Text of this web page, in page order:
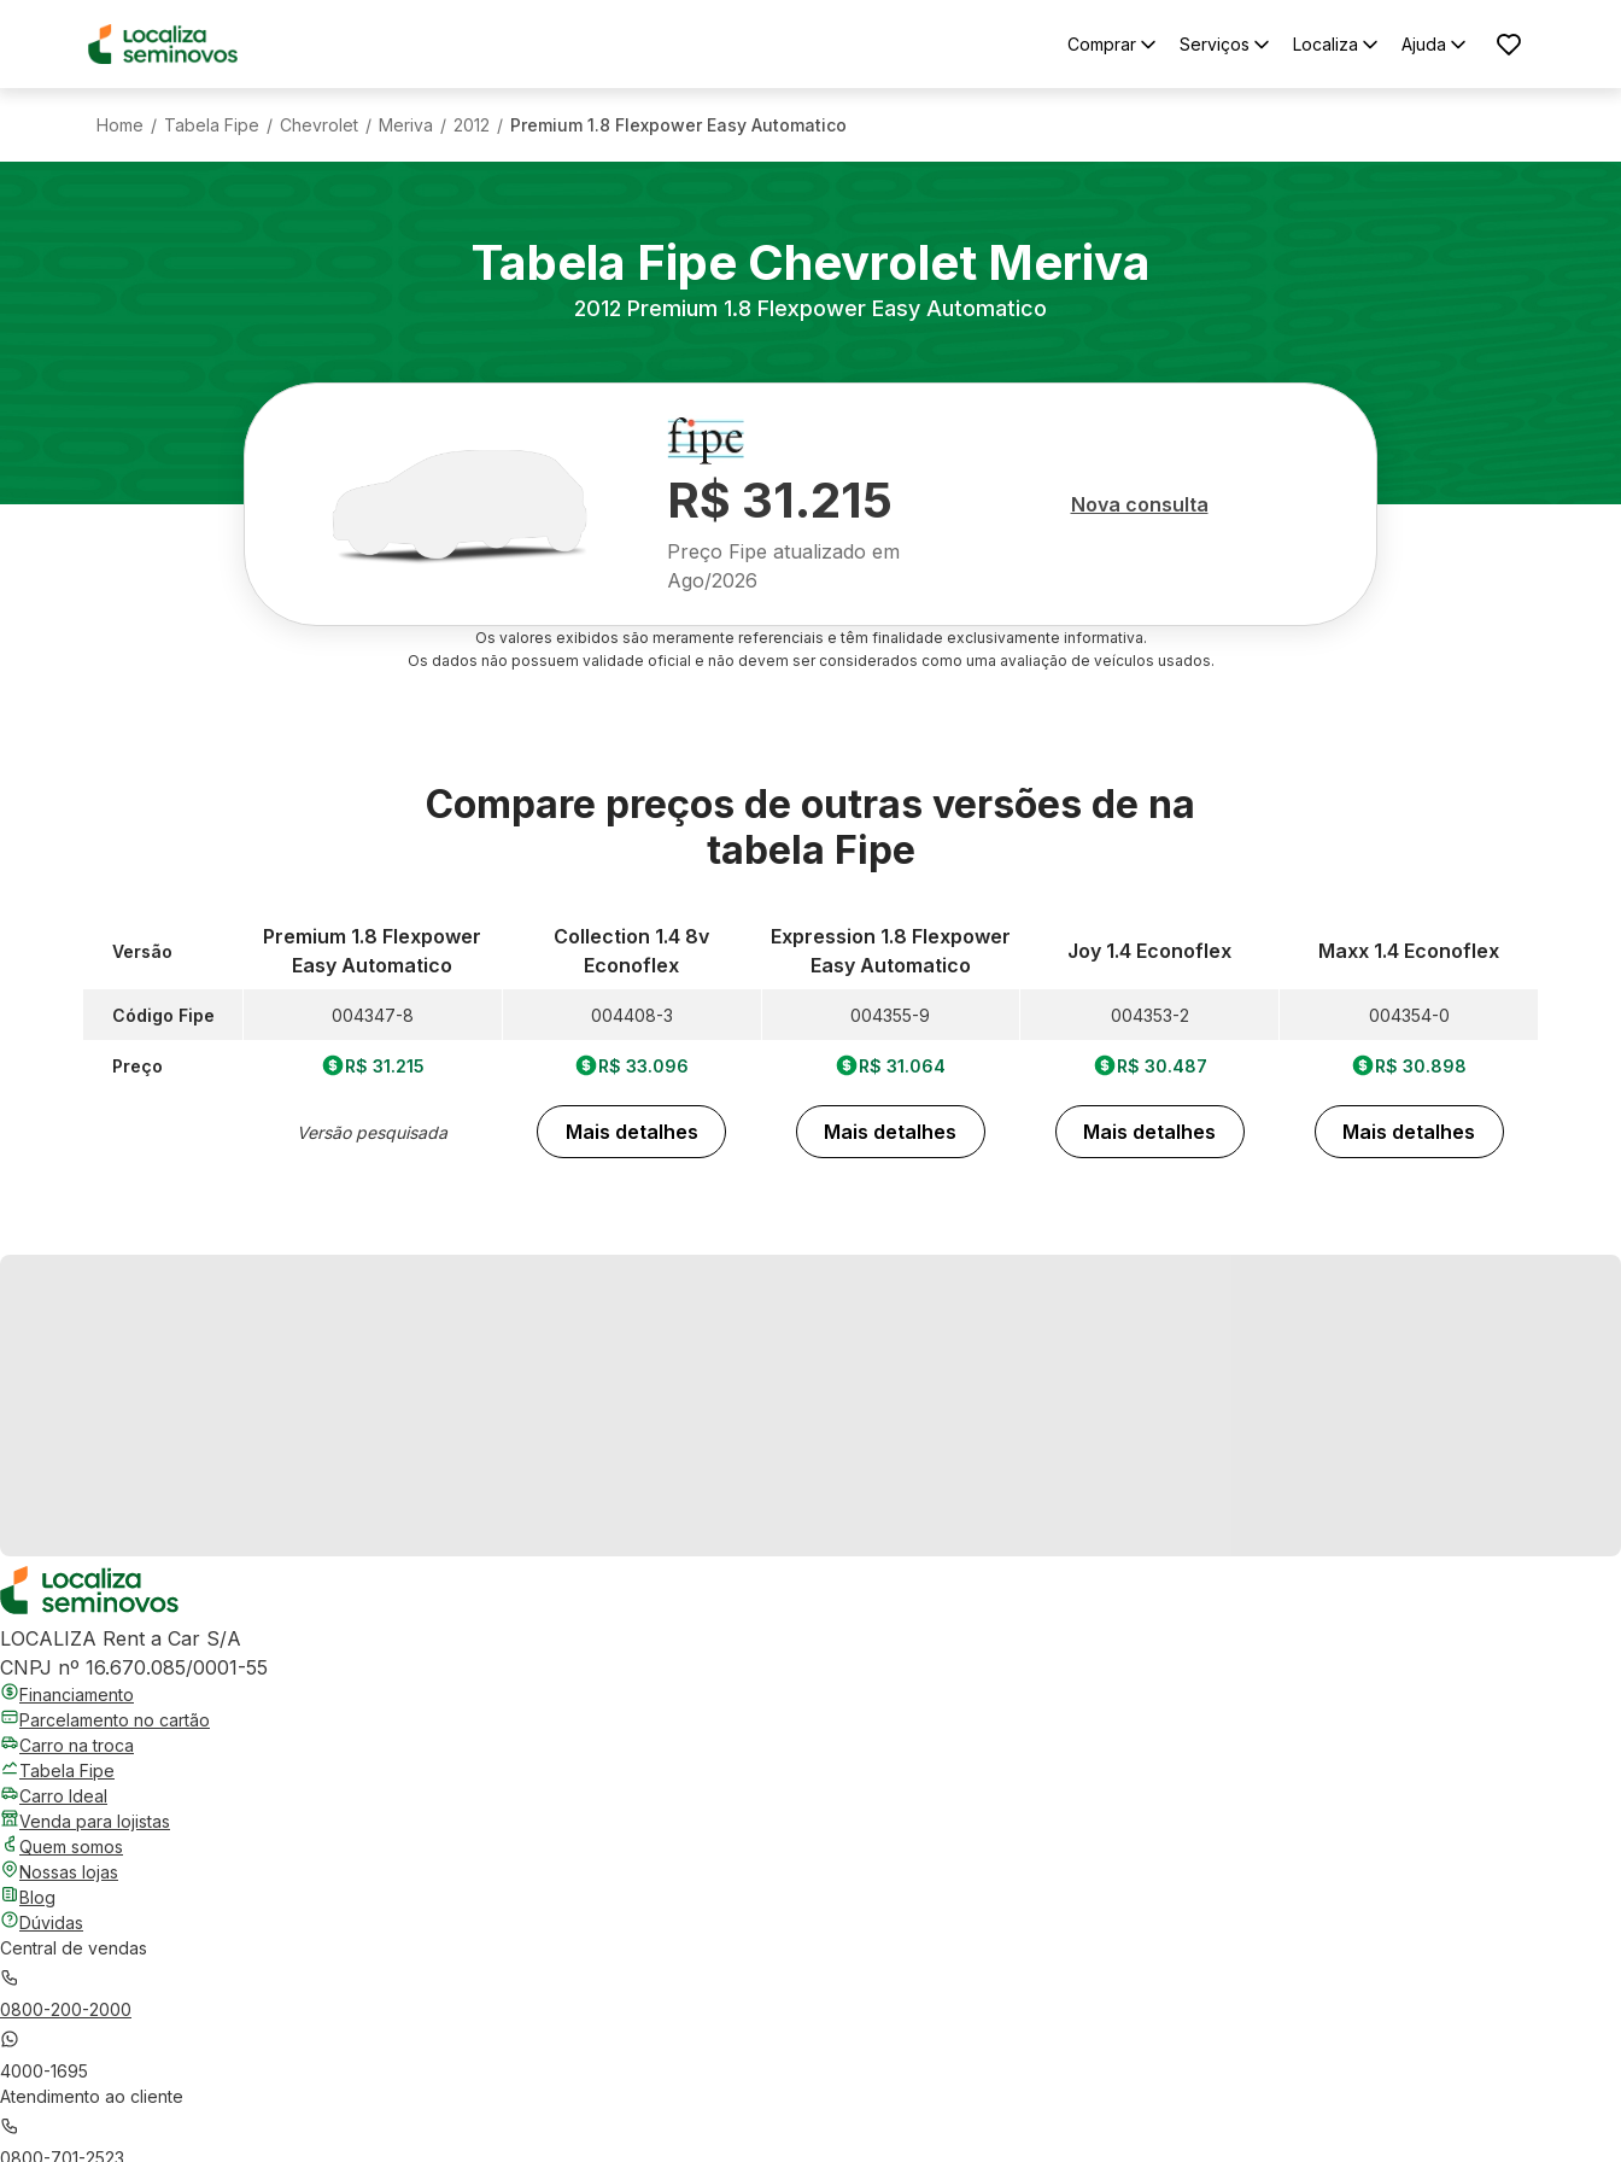
Comprar Serviços Localiza Ajuda
Home / Tabela Fipe / Chevrolet / Meriva / 2012 / Premium 1.8 Flexpower Easy Automatico
Tabela Fipe Chevrolet Meriva
2012 Premium 1.8 Flexpower Easy Automatico
R$ 31.215
Preço Fipe atualizado em
Ago/2026
Nova consulta
Os valores exibidos são meramente referenciais e têm finalidade exclusivamente informativa.
Os dados não possuem validade oficial e não devem ser considerados como uma avaliação de veículos usados.
Compare preços de outras versões de na
tabela Fipe
Versão
Código Fipe
Preço
Premium 1.8 Flexpower
Easy Automatico
004347-8
R$ 31.215
Versão pesquisada
Collection 1.4 8v
Econoflex
004408-3
R$ 33.096
Mais detalhes
Expression 1.8 Flexpower
Easy Automatico
004355-9
R$ 31.064
Mais detalhes
Joy 1.4 Econoflex
004353-2
R$ 30.487
Mais detalhes
Maxx 1.4 Econoflex
004354-0
R$ 30.898
Mais detalhes
LOCALIZA Rent a Car S/A
CNPJ nº 16.670.085/0001-55
Financiamento
Parcelamento no cartão
Carro na troca
Tabela Fipe
Carro Ideal
Venda para lojistas
Quem somos
Nossas lojas
Blog
Dúvidas
Central de vendas
0800-200-2000
4000-1695
Atendimento ao cliente
0800-701-2523